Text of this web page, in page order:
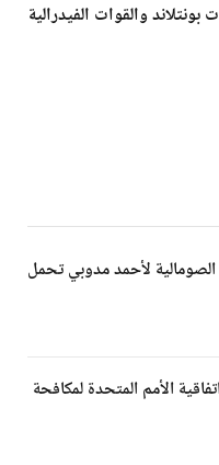
والقوات الفيدرالية
الصومالية لأحمد مدوبي تحمل
الأمم المتحدة لمكافحة